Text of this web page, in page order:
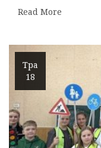
Read More
Тра
18